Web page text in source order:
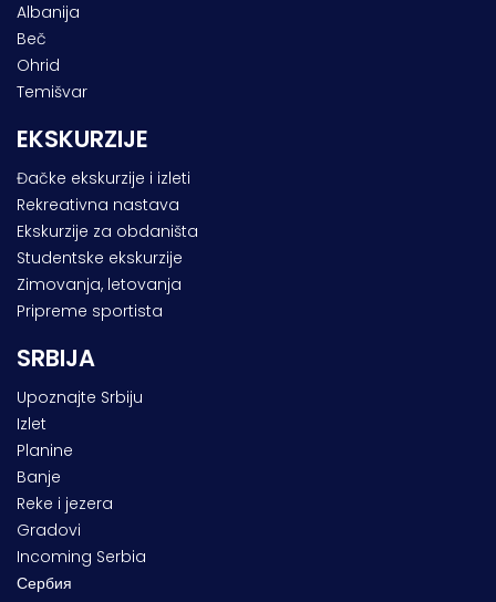
Albanija
Beč
Ohrid
Temišvar
EKSKURZIJE
Đačke ekskurzije i izleti
Rekreativna nastava
Ekskurzije za obdaništa
Studentske ekskurzije
Zimovanja, letovanja
Pripreme sportista
SRBIJA
Upoznajte Srbiju
Izlet
Planine
Banje
Reke i jezera
Gradovi
Incoming Serbia
Сербия